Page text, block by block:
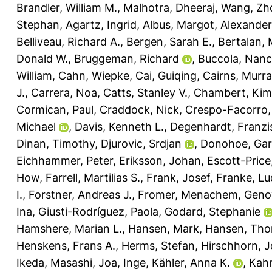
Brandler, William M., Malhotra, Dheeraj, Wang,
Stephan, Agartz, Ingrid, Albus, Margot,
Belliveau, Richard A., Bergen, Sarah E., Bertalan,
Donald W., Bruggeman, Richard , Buccola,
William, Cahn, Wiepke, Cai, Guiqing, Cairns,
J., Carrera, Noa, Catts, Stanley V., Chambert,
Cormican, Paul, Craddock, Nick, Crespo-
Michael
, Davis, Kenneth L., Degenhardt,
Dinan, Timothy, Djurovic, Srdjan , Donohoe,
Eichhammer, Peter, Eriksson, Johan, Escott-
How, Farrell, Martilias S., Frank, Josef, Franke,
I., Forstner, Andreas J., Fromer, Menachem,
Ina, Giusti-Rodríguez, Paola, Godard, Stephanie
Hamshere, Marian L., Hansen, Mark, Hansen,
Henskens, Frans A., Herms, Stefan, Hirschhorn,
Ikeda, Masashi, Joa, Inge, Kähler, Anna K. ,